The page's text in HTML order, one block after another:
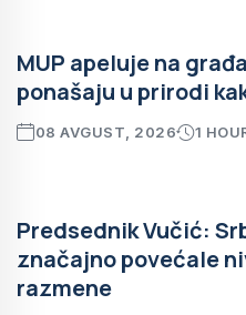
MUP apeluje na
ponašaju u prirodi
08 AVGUST, 2026 1
Predsednik Vučić:
značajno povećale
razmene